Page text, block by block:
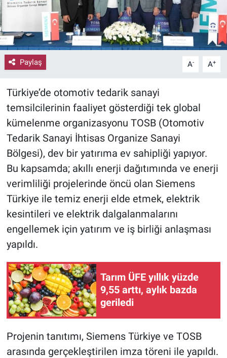
Paylaş A- A+
Türkiye’de otomotiv tedarik sanayi
temsilcilerinin faaliyet gösterdiği tek global
kümelenme organizasyonu TOSB (Otomotiv
Tedarik Sanayi İhtisas Organize Sanayi
Bölgesi), dev bir yatırıma ev sahipliği yapıyor.
Bu kapsamda; akıllı enerji dağıtımında ve enerji
verimliliği projelerinde öncü olan Siemens
Türkiye ile temiz enerji elde etmek, elektrik
kesintileri ve elektrik dalgalanmalarını
engellemek için yatırım ve iş birliği anlaşması
yapıldı.
Tarım ÜFE yıllık yüzde
9,55 arttı, aylık bazda
geriledi
Projenin tanıtımı, Siemens Türkiye ve TOSB
arasında gerçekleştirilen imza töreni ile yapıldı.